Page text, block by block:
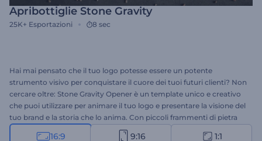
Apribottiglie Stone Gravity
25K+ Esportazioni 8 sec
Hai mai pensato che il tuo logo potesse essere un potente
strumento visivo per conquistare il cuore dei tuoi futuri clienti? Non
cercare oltre: Stone Gravity Opener è un template unico e creativo
che puoi utilizzare per animare il tuo logo e presentare la visione del
tuo brand e la storia che lo anima. Con piccoli frammenti di pietra
animati che si avvicinano per formare il tuo logo, questa potente
16:9 9:16 1:1